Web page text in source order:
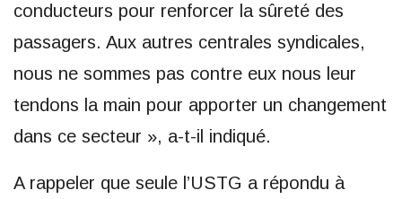
conducteurs pour renforcer la sûreté des
passagers. Aux autres centrales syndicales,
nous ne sommes pas contre eux nous leur
tendons la main pour apporter un changement
dans ce secteur », a-t-il indiqué.
A rappeler que seule l’USTG a répondu à